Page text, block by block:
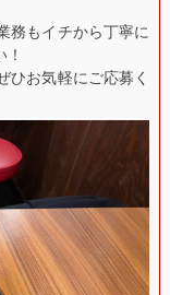
務もイチから丁寧に
ひお気軽にご応募く